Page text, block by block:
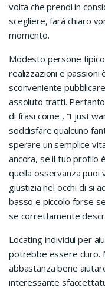
volta che prendi in
scegliere, farà chiaro
momento.
Modesto persone
realizzazioni e
sconveniente
assoluto tratti.
di frasi come , “I just
soddisfare qualcuno
sperare un semplice
ancora, se il tuo profilo
quella osservanza puoi
giustizia nel occhi di si
basso e piccolo forse
se correttamente
Locating individui per
potrebbe essere duro.
abbastanza bene
interessante